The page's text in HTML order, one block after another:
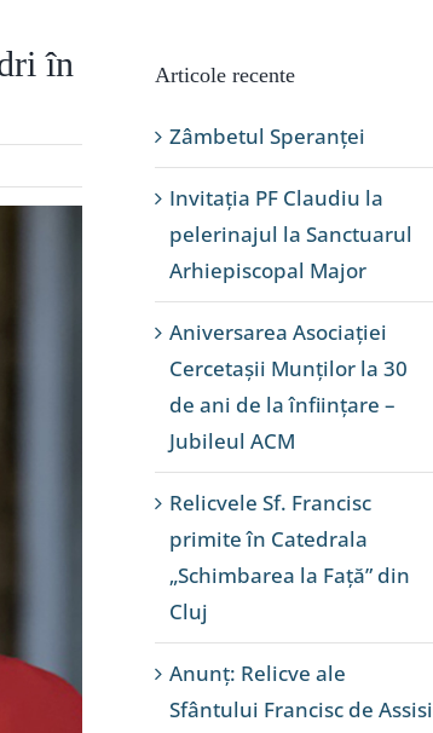
în
Articole recente
Zâmbetul Speranței
Invitația PF Claudiu la
pelerinajul la Sanctuarul
Arhiepiscopal Major
Aniversarea Asociației
Cercetașii Munților la 30
de ani de la înființare –
Jubileul ACM
Relicvele Sf. Francisc
primite în Catedrala
„Schimbarea la Față” din
Cluj
Anunț: Relicve ale
Sfântului Francisc de Assisi